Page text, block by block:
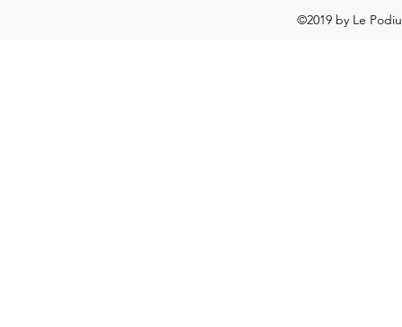
©2019 by Le